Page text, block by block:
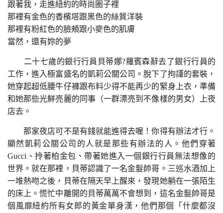
跟著我，走進紐約的時尚圈子裡
那裡有金色的香檳塔跟黑色的絲質洋裝
那裡有粉紅色的臉頰跟小麥色的肌膚
當然，還有妳的夢
二十七歲的銀行行員貝蒂娜?羅賓森辭去了銀行行員的
工作，進入極富盛名的凱莉公關公司。脫下了拘謹的套裝，
她穿起超低腰牛仔褲跟布料少得不能再少的緊身上衣，準備
和她那些光鮮亮麗的同事（一群漂亮到不像樣的男女）上夜
店去。
那家夜店可不是有錢就能進得去喔！你得有辦法才行。
顯然凱莉公關公司的人就是那些有辦法的人。他們穿著
Gucci、拎著柏金包、帶著她進入一個銀行行員無法想像的
世界。就在那裡，貝蒂認識了一名金髮帥哥。三巡水酒加上
一堆熱吻之後，貝蒂在隔天早上醒來，發現她躺在一張陌生
的床上。慌忙中離開的貝蒂萬萬不會想到，這名金髮帥哥是
個風靡紐約所有女郎的黃金單身漢，他們那個「什麼都沒